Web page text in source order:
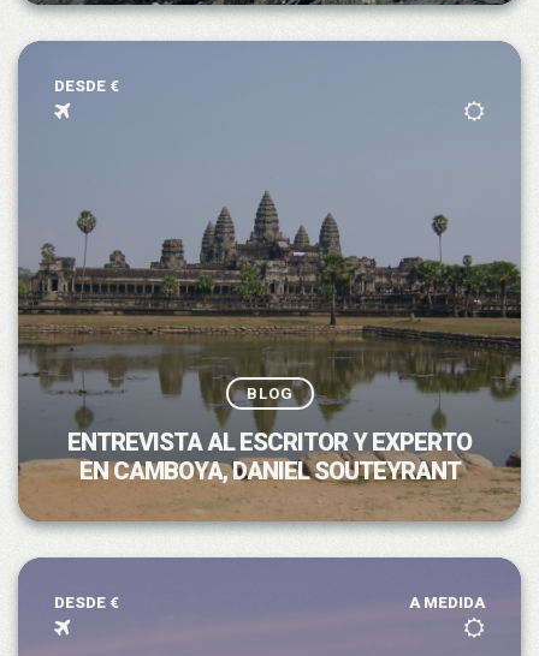
DESDE €
BLOG
ENTREVISTA AL ESCRITOR Y EXPERTO
EN CAMBOYA, DANIEL SOUTEYRANT
DESDE € A MEDIDA